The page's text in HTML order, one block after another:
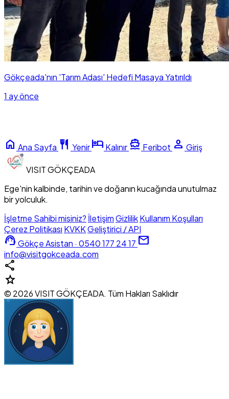
Gökçeada'nın 'Tarım Adası' Hedefi Masaya Yatırıldı
1 ay önce
home Ana Sayfa restaurant Yenirhotel Kalınır directions_boat Feribot person Giriş
VISITGÖKÇEADA
Ege'nin kalbinde, tarihin ve doğanın kucağında unutulmaz
bir yolculuk.
İşletme Sahibi misiniz? İletişimGizlilikKullanım Koşulları
Çerez Politikası KVKKGeliştirici / API
support_agent Gökçe Asistan · 0540 177 24 17 mail
info@visitgokceada.com
share
star
© 2026 VISIT GÖKÇEADA. Tüm Hakları Saklıdır